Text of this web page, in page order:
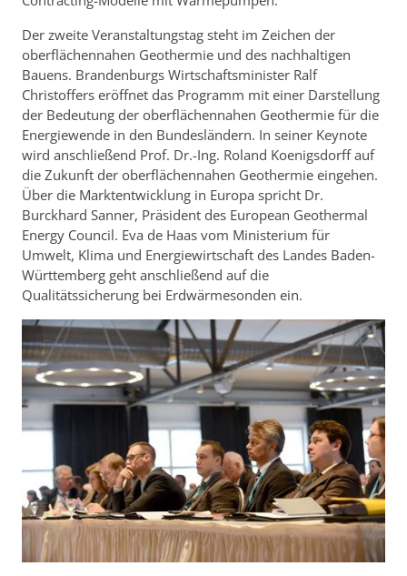
Der zweite Veranstaltungstag steht im Zeichen der
oberflächennahen Geothermie und des nachhaltigen
Bauens. Brandenburgs Wirtschaftsminister Ralf
Christoffers eröffnet das Programm mit einer Darstellung
der Bedeutung der oberflächennahen Geothermie für die
Energiewende in den Bundesländern. In seiner Keynote
wird anschließend Prof. Dr.-Ing. Roland Koenigsdorff auf
die Zukunft der oberflächennahen Geothermie eingehen.
Über die Marktentwicklung in Europa spricht Dr.
Burckhard Sanner, Präsident des European Geothermal
Energy Council. Eva de Haas vom Ministerium für
Umwelt, Klima und Energiewirtschaft des Landes Baden-
Württemberg geht anschließend auf die
Qualitätssicherung bei Erdwärmesonden ein.